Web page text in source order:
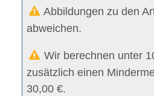
Abbildungen zu den
abweichen.
Wir berechnen unter
zusätzlich einen
30,00 €.